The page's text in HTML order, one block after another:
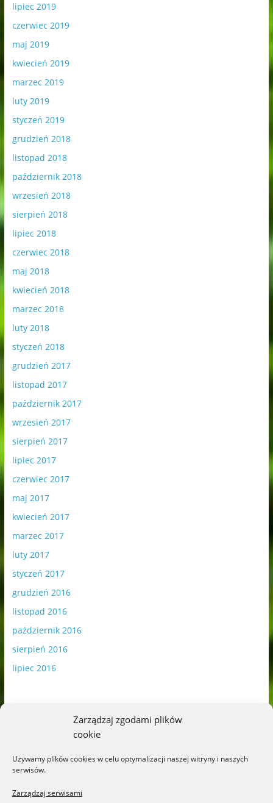
Zarządzaj zgodami plików
cookie
Używamy plików cookies w celu optymalizacji naszej witryny i naszych
serwisów.
Zarządzaj serwisami
lipiec 2019
czerwiec 2019
maj 2019
kwiecień 2019
marzec 2019
luty 2019
styczeń 2019
grudzień 2018
listopad 2018
październik 2018
wrzesień 2018
sierpień 2018
lipiec 2018
czerwiec 2018
maj 2018
kwiecień 2018
marzec 2018
luty 2018
styczeń 2018
grudzień 2017
listopad 2017
październik 2017
wrzesień 2017
sierpień 2017
lipiec 2017
czerwiec 2017
maj 2017
kwiecień 2017
marzec 2017
luty 2017
styczeń 2017
grudzień 2016
listopad 2016
październik 2016
sierpień 2016
lipiec 2016